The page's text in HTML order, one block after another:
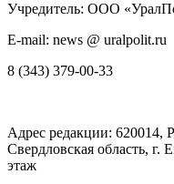
Учредитель: ООО
E-mail: news @ uralpolit.ru
8 (343) 379-00-33
Адрес редакции: 620014,
Свердловская область, г.
этаж